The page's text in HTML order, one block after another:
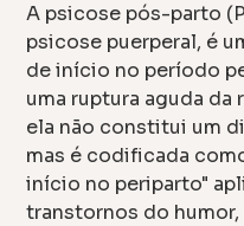
A psicose pós-parto
psicose puerperal, é
de início no período
uma ruptura aguda da
ela não constitui um
mas é codificada
início no periparto"
transtornos do